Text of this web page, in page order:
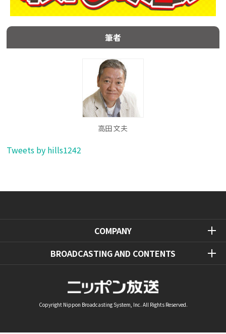
筆者
高田 文夫
Tweets by hills1242
COMPANY
BROADCASTING AND CONTENTS
Copyright Nippon Broadcasting System, Inc. All Rights Reserved.